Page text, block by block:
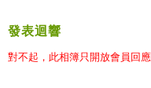
發表迴響
對不起，此相簿只開放會員回應